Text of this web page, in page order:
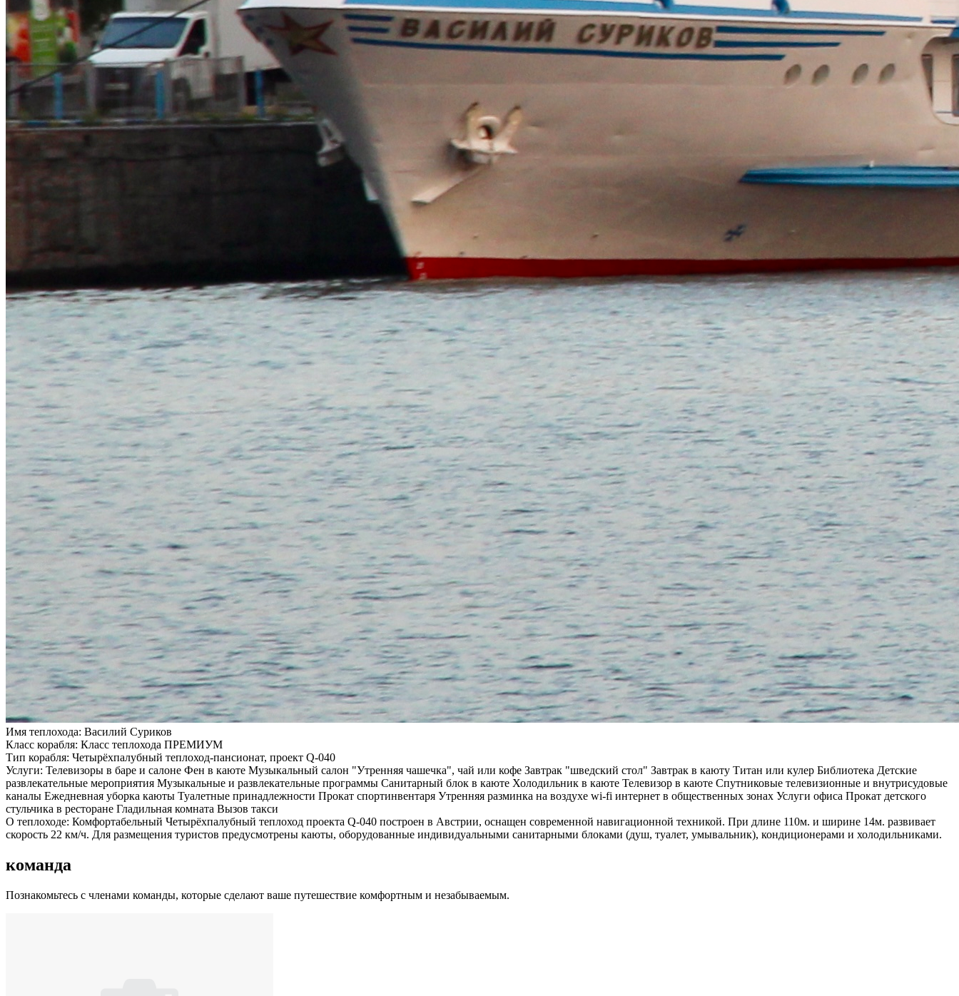
Имя теплохода: Василий Суриков
Класс корабля: Класс теплохода ПРЕМИУМ
Тип корабля: Четырёхпалубный теплоход-пансионат, проект Q-040
Услуги: Телевизоры в баре и салоне Фен в каюте Музыкальный салон "Утренняя чашечка", чай или кофе Завтрак "шведский стол" Завтрак в каюту Титан или кулер Библиотека Детские
развлекательные мероприятия Музыкальные и развлекательные программы Санитарный блок в каюте Холодильник в каюте Телевизор в каюте Спутниковые телевизионные и внутрисудовые
каналы Ежедневная уборка каюты Туалетные принадлежности Прокат спортинвентаря Утренняя разминка на воздухе wi-fi интернет в общественных зонах Услуги офиса Прокат детского
стульчика в ресторане Гладильная комната Вызов такси
О теплоходе: Комфортабельный Четырёхпалубный теплоход проекта Q-040 построен в Австрии, оснащен современной навигационной техникой. При длине 110м. и ширине 14м. развивает
скорость 22 км/ч. Для размещения туристов предусмотрены каюты, оборудованные индивидуальными санитарными блоками (душ, туалет, умывальник), кондиционерами и холодильниками.
команда
Познакомьтесь с членами команды, которые сделают ваше путешествие комфортным и незабываемым.